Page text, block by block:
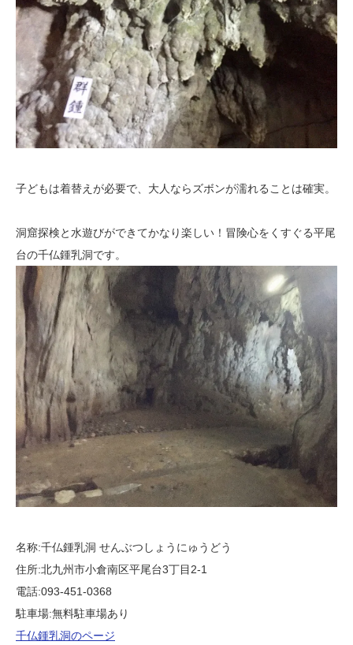
子どもは着替えが必要で、大人ならズボンが濡れることは確実。
洞窟探検と水遊びができてかなり楽しい！冒険心をくすぐる平尾
台の千仏鍾乳洞です。
名称:千仏鍾乳洞 せんぶつしょうにゅうどう
住所:北九州市小倉南区平尾台3丁目2-1
電話:093-451-0368
駐車場:無料駐車場あり
千仏鍾乳洞のページ